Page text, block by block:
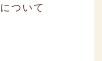
ついて